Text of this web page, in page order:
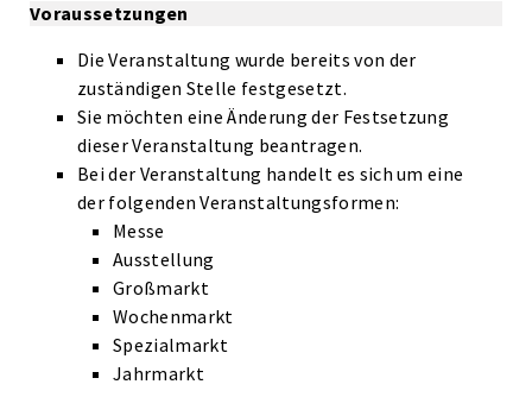
Voraussetzungen
Die Veranstaltung wurde bereits von der
zuständigen Stelle festgesetzt.
Sie möchten eine Änderung der Festsetzung
dieser Veranstaltung beantragen.
Bei der Veranstaltung handelt es sich um eine
der folgenden Veranstaltungsformen:
Messe
Ausstellung
Großmarkt
Wochenmarkt
Spezialmarkt
Jahrmarkt